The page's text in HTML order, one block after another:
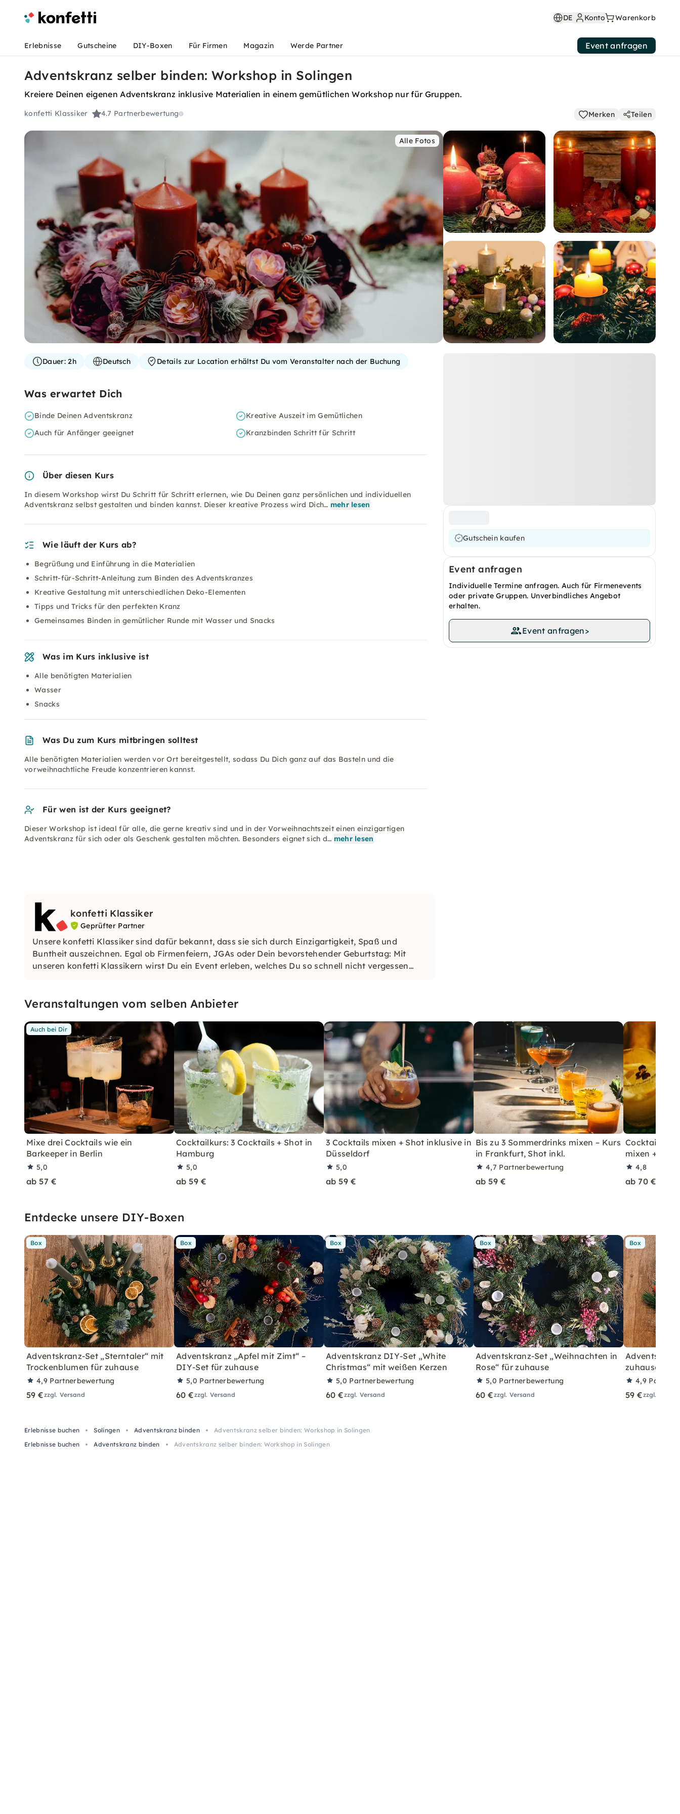
DE Konto Warenkorb
Erlebnisse Gutscheine DIY-Boxen Für Firmen Magazin Werde Partner Event anfragen
Adventskranz selber binden: Workshop in Solingen
Kreiere Deinen eigenen Adventskranz inklusive Materialien in einem gemütlichen Workshop nur für Gruppen.
konfetti Klassiker 4.7 Partnerbewertung Merken Teilen
Alle Fotos
Gutschein kaufen
Event anfragen
Individuelle Termine anfragen. Auch für Firmenevents
oder private Gruppen. Unverbindliches Angebot
erhalten.
Event anfragen>
Dauer:2h Deutsch Details zur Location erhältst Du vom Veranstalter nach der Buchung
Was erwartet Dich
Binde Deinen Adventskranz
Kreative Auszeit im Gemütlichen
Auch für Anfänger geeignet
Kranzbinden Schritt für Schritt
Über diesen Kurs
In diesem Workshop wirst Du Schritt für Schritt erlernen, wie Du Deinen ganz persönlichen und individuellen
Adventskranz selbst gestalten und binden kannst. Dieser kreative Prozess wird Dich… mehr lesen
Wie läuft der Kurs ab?
Begrüßung und Einführung in die Materialien
Schritt-für-Schritt-Anleitung zum Binden des Adventskranzes
Kreative Gestaltung mit unterschiedlichen Deko-Elementen
Tipps und Tricks für den perfekten Kranz
Gemeinsames Binden in gemütlicher Runde mit Wasser und Snacks
Was im Kurs inklusive ist
Alle benötigten Materialien
Wasser
Snacks
Was Du zum Kurs mitbringen solltest
Alle benötigten Materialien werden vor Ort bereitgestellt, sodass Du Dich ganz auf das Basteln und die
vorweihnachtliche Freude konzentrieren kannst.
Für wen ist der Kurs geeignet?
Dieser Workshop ist ideal für alle, die gerne kreativ sind und in der Vorweihnachtszeit einen einzigartigen
Adventskranz für sich oder als Geschenk gestalten möchten. Besonders eignet sich d… mehr lesen
konfetti Klassiker
Geprüfter Partner
Unsere konfetti Klassiker sind dafür bekannt, dass sie sich durch Einzigartigkeit, Spaß und
Buntheit auszeichnen. Egal ob Firmenfeiern, JGAs oder Dein bevorstehender Geburtstag: Mit
unseren konfetti Klassikern wirst Du ein Event erleben, welches Du so schnell nicht vergessen
Veranstaltungen vom selben Anbieter
Auch bei Dir
Mixe drei Cocktails wie ein
Barkeeper in Berlin
5,0
ab 57 €
Cocktailkurs: 3 Cocktails + Shot in
Hamburg
5,0
ab 59 €
3 Cocktails mixen + Shot inklusive in
Düsseldorf
5,0
ab 59 €
Bis zu 3 Sommerdrinks mixen – Kurs
in Frankfurt, Shot inkl.
4,7 Partnerbewertung
ab 59 €
Cocktailkurs:
mixen +
4,8
ab 70 €
Entdecke unsere DIY-Boxen
Box
Adventskranz-Set „Sterntaler“ mit
Trockenblumen für zuhause
4,9 Partnerbewertung
59 €zzgl. Versand
Box
Adventskranz „Apfel mit Zimt“ –
DIY-Set für zuhause
5,0 Partnerbewertung
60 €zzgl. Versand
Box
Adventskranz DIY-Set „White
Christmas“ mit weißen Kerzen
5,0 Partnerbewertung
60 €zzgl. Versand
Box
Adventskranz-Set „Weihnachten in
Rose“ für zuhause
5,0 Partnerbewertung
60 €zzgl. Versand
Box
zuhause –
4,9
59 €zzgl.
Erlebnisse buchen Solingen Adventskranz binden
Adventskranz selber binden: Workshop in Solingen
Erlebnisse buchen
Adventskranz binden Adventskranz selber binden: Workshop in Solingen